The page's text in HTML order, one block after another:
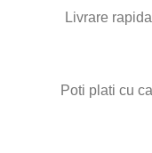
Livrare
Poti plati cu